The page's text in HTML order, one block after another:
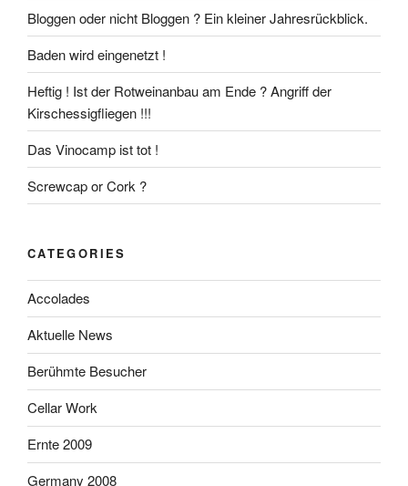
Bloggen oder nicht Bloggen ? Ein kleiner Jahresrückblick.
Baden wird eingenetzt !
Heftig ! Ist der Rotweinanbau am Ende ? Angriff der
Kirschessigfliegen !!!
Das Vinocamp ist tot !
Screwcap or Cork ?
CATEGORIES
Accolades
Aktuelle News
Berühmte Besucher
Cellar Work
Ernte 2009
Germany 2008